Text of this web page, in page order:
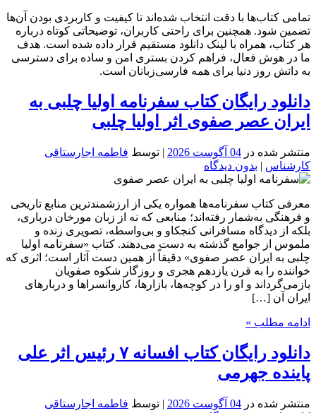
تمامی کتاب‌ها با دقت انتخاب شده‌اند تا کیفیت و کاربردی بودن آن‌ها
تضمین شود. همچنین برای راحتی کاربران، توضیحاتی کوتاه درباره
هر کتاب، همراه با لینک دانلود مستقیم قرار داده شده است. هدف
ما در هوش فعال، فراهم کردن بستری امن و ساده برای دسترسی
به دانش روز دنیا برای همه فارسی‌زبانان است.
دانلود رایگان کتاب سفرنامه اولیا چلبی به
ایران عصر صفوی اثر اولیا چلبی
منتشر شده در 04 آگوست 2026 | توسط فاطمه اجارستاقی
کارشناس | بدون دیدگاه
معرفی کتاب سفرنامه‌ها همواره یکی از ارزشمندترین منابع تاریخی
و فرهنگی به‌شمار رفته‌اند؛ منابعی که نه از زبان مورخان درباری،
بلکه از دیدگاه مسافرانی کنجکاو و بی‌واسطه، تصویری زنده و
ملموس از جوامع گذشته به دست می‌دهند. کتاب «سفرنامه اولیا
چلبی به ایران عصر صفوی» دقیقاً از همین دست آثار است؛ اثری که
خواننده را به قرن یازدهم هجری و روزگار شکوه صفویان
بازمی‌گرداند و او را در کوچه‌ها، بازارها، کاروانسراها و دربارهای
ایران آن […]
ادامه مطلب »
دانلود رایگان کتاب افسانه ۷ رئیس اثر علی
پاینده جهرمی
منتشر شده در 04 آگوست 2026 | توسط فاطمه اجارستاقی